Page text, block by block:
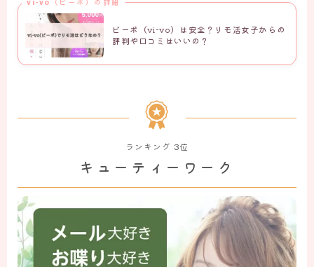
vi-vo（ビーボ）の詳細
ビーボ（vi-vo）は安全？リモ活女子からの
評判や口コミはいいの？
ランキング 3位
キューティーワーク